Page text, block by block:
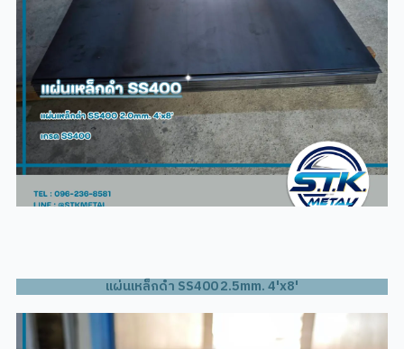
แผ่นเหล็กดำ SS400 2.5mm. 4'x8'